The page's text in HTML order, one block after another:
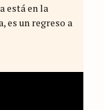
está en la
es un regreso a